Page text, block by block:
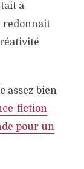
à
redonnait
assez bien
fiction
pour un